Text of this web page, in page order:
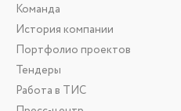
Команда
История компании
Портфолио проектов
Тендеры
Работа в ТИС